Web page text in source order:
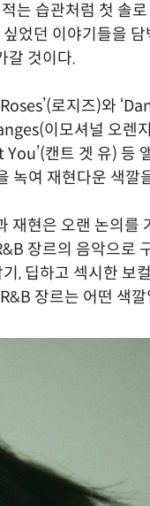
는 습관처럼 첫 솔
었던 이야기들을
갈 것이다.
로지즈)와
이모셔널 오렌
캔트 겟 유) 등
녹여 재현다운 색깔
재현은 오랜 논의를
장르의 음악으로
, 딥하고 섹시한 보
장르는 어떤 색깔